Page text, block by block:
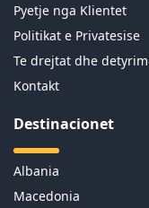
Pyetje nga Klientet
Politikat e Privatesise
Te drejtat dhe
Kontakt
Destinacionet
Albania
Macedonia